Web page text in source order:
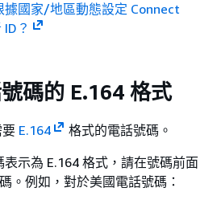
據國家/地區動態設定 Connect
？
碼的 E.164 格式
E.164
格式的電話號碼。
示為 E.164 格式，請在號碼前面
。例如，對於美國電話號碼：